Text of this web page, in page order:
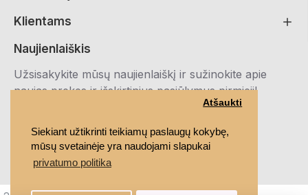
Siekiant užtikrinti teikiamų paslaugų kokybę,
mūsų svetainėje yra naudojami slapukai
privatumo politika
Atšaukti
Klientams
Naujienlaiškis
Užsisakykite mūsų naujienlaiškį ir sužinokite apie
naujas prekes ir išskirtinius pasiūlymus pirmieji!
Susipažinau ir sutinku su Privatumo politika